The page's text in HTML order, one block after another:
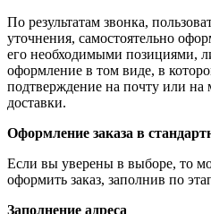
По результатам звонка,
уточнения, самостоятельно
его необходимыми позициями,
оформление в том виде, в
подтверждение на почту или
доставки.
Оформление заказа в
Если вы уверены в выборе, то
оформить заказ, заполнив по
Заполнение адреса